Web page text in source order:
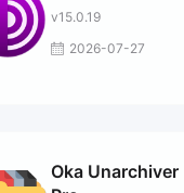
v15.0.19
2026-07-27
Oka Unarchiver